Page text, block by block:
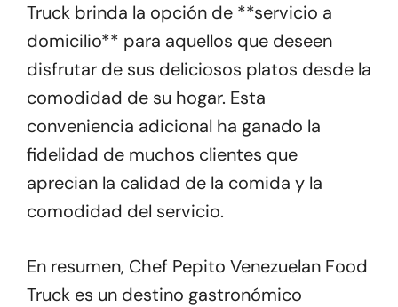
Truck brinda la opción de **servicio a
domicilio** para aquellos que deseen
disfrutar de sus deliciosos platos desde la
comodidad de su hogar. Esta
conveniencia adicional ha ganado la
fidelidad de muchos clientes que
aprecian la calidad de la comida y la
comodidad del servicio.
En resumen, Chef Pepito Venezuelan Food
Truck es un destino gastronómico